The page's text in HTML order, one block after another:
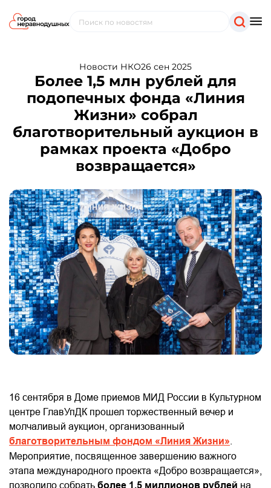
Новости НКО26 сен 2025
Более 1,5 млн рублей для
подопечных фонда «Линия
Жизни» собрал
благотворительный аукцион в
рамках проекта «Добро
возвращается»
16 сентября в Доме приемов МИД России в Культурном
центре ГлавУпДК прошел торжественный вечер и
молчаливый аукцион, организованный
благотворительным фондом «Линия Жизни»
Мероприятие, посвященное завершению важного
этапа международного проекта «Добро возвращается»,
позволило собрать более 1,5 миллионов рублей на